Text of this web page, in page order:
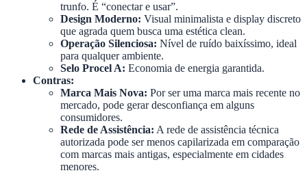
trunfo. É “conectar e usar”.
Design Moderno: Visual minimalista e display discreto
que agrada quem busca uma estética clean.
Operação Silenciosa: Nível de ruído baixíssimo, ideal
para qualquer ambiente.
Selo Procel A: Economia de energia garantida.
Contras:
Marca Mais Nova: Por ser uma marca mais recente no
mercado, pode gerar desconfiança em alguns
consumidores.
Rede de Assistência: A rede de assistência técnica
autorizada pode ser menos capilarizada em comparação
com marcas mais antigas, especialmente em cidades
menores.